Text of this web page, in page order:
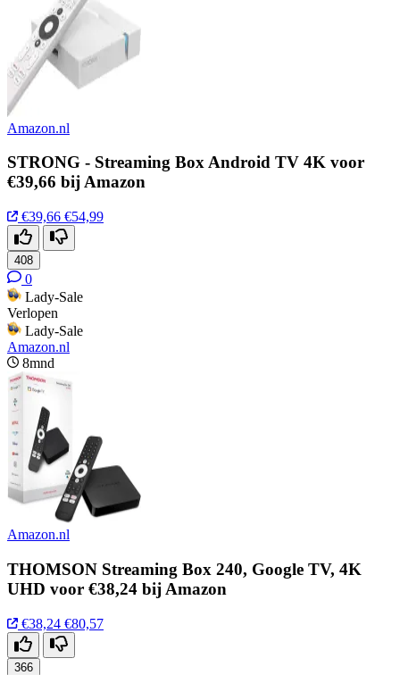
Amazon.nl
STRONG - Streaming Box Android TV 4K voor
€39,66 bij Amazon
€39,66 €54,99
408
0
Lady-Sale
Verlopen
Lady-Sale
Amazon.nl
8mnd
Amazon.nl
THOMSON Streaming Box 240, Google TV, 4K
UHD voor €38,24 bij Amazon
€38,24 €80,57
366